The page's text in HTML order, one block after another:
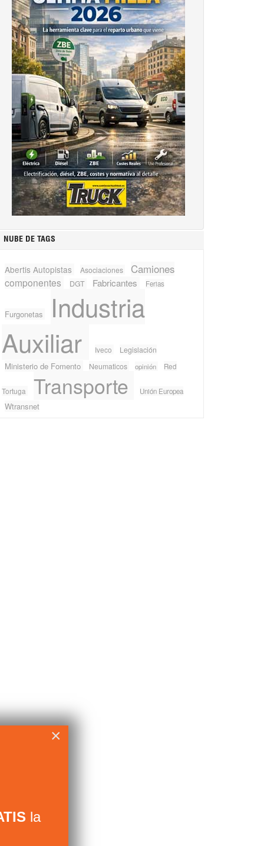
NUBE DE TAGS
Abertis Autopistas Asociaciones Camiones
componentes DGT Fabricantes Ferias
Furgonetas
Industria
Auxiliar
Iveco Legislación
Ministerio de Fomento Neumaticos opinión Red
Tortuga Transporte Unión Europea
Wtransnet
×
la